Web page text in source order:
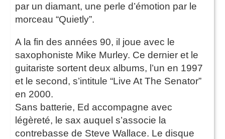
par un diamant, une perle d’émotion par le
morceau “Quietly”.
A la fin des années 90, il joue avec le
saxophoniste Mike Murley. Ce dernier et le
guitariste sortent deux albums, l’un en 1997
et le second, s’intitule “Live At The Senator”
en 2000.
Sans batterie, Ed accompagne avec
légèreté, le sax auquel s’associe la
contrebasse de Steve Wallace. Le disque